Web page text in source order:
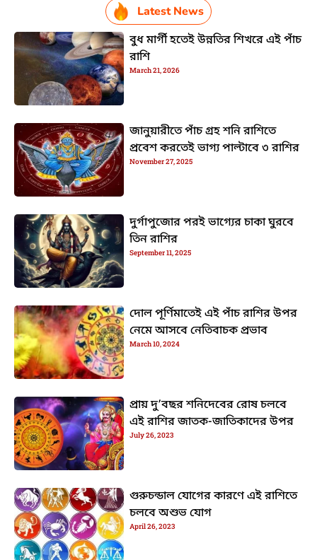
Latest News
বুধ মার্গী হতেই উন্নতির শিখরে এই পাঁচ
রাশি
March 21, 2026
জানুয়ারীতে পাঁচ গ্রহ শনি রাশিতে
প্রবেশ করতেই ভাগ্য পাল্টাবে ৩ রাশির
November 27, 2025
দুর্গাপুজোর পরই ভাগ্যের চাকা ঘুরবে
তিন রাশির
September 11, 2025
দোল পূর্ণিমাতেই এই পাঁচ রাশির উপর
নেমে আসবে নেতিবাচক প্রভাব
March 10, 2024
প্রায় দু’বছর শনিদেবের রোষ চলবে
এই রাশির জাতক-জাতিকাদের উপর
July 26, 2023
গুরুচন্ডাল যোগের কারণে এই রাশিতে
চলবে অশুভ যোগ
April 26, 2023